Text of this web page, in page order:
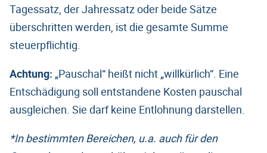
Tagessatz, der Jahressatz oder beide Sätze
überschritten werden, ist die gesamte Summe
steuerpflichtig.
Achtung: „Pauschal“ heißt nicht „willkürlich“. Eine
Entschädigung soll entstandene Kosten pauschal
ausgleichen. Sie darf keine Entlohnung darstellen.
*In bestimmten Bereichen, u.a. auch für den